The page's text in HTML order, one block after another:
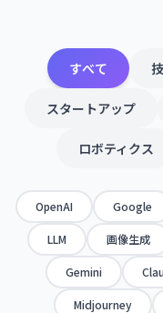
すべて
スタートアップ
ロボティクス
OpenAI Google
LLM 画像生成
Gemini
Midjourney